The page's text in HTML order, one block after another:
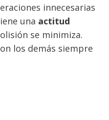
innecesarias
una actitud
se minimiza.
los demás siempre